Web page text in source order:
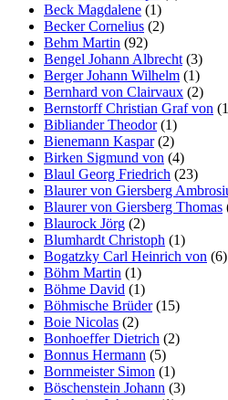
Beck Magdalene (1)
Becker Cornelius (2)
Behm Martin (92)
Bengel Johann Albrecht (3)
Berger Johann Wilhelm (1)
Bernhard von Clairvaux (2)
Bernstorff Christian Graf von
Bibliander Theodor(1)
Bienemann Kaspar(2)
Birken Sigmund von (4)
Blaul Georg Friedrich (23)
Blaurer von Giersberg
Blaurer von Giersberg Thomas
Blaurock Jörg (2)
Blumhardt Christoph (1)
Bogatzky Carl Heinrich von (6)
Böhm Martin (1)
Böhme David (1)
Böhmische Brüder(15)
Boie Nicolas (2)
Bonhoeffer Dietrich (2)
Bonnus Hermann (5)
Bornmeister Simon (1)
Böschenstein Johann (3)